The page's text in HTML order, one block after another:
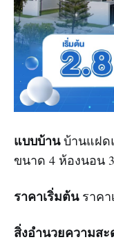
แบบบ้านบ้านแฝด
ขนาด 4 ห้องนอน
ราคาเริ่มต้นราคา
สิ่งอำนวยความสะ